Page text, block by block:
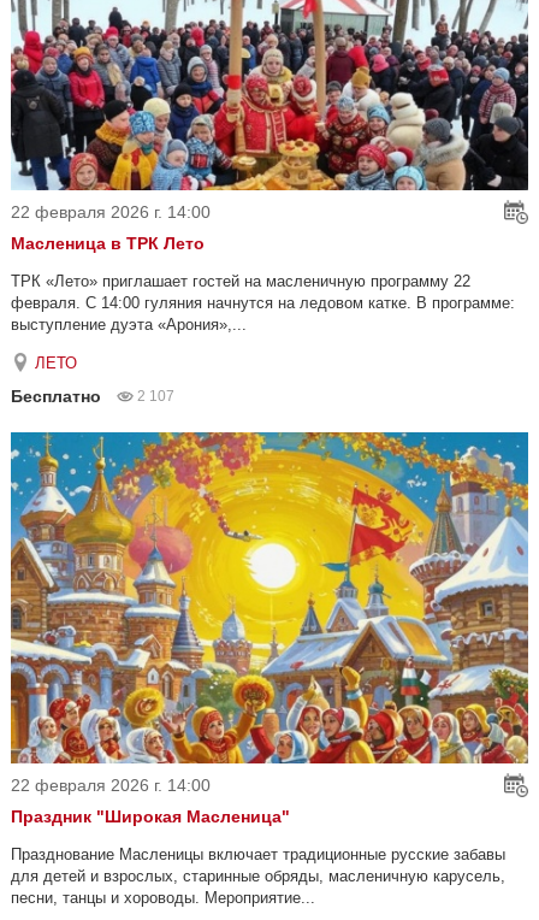
22 февраля 2026 г. 14:00
Масленица в ТРК Лето
ТРК «Лето» приглашает гостей на масленичную программу 22
февраля. С 14:00 гуляния начнутся на ледовом катке. В программе:
выступление дуэта «Арония»,...
ЛЕТО
Бесплатно 2 107
22 февраля 2026 г. 14:00
Праздник "Широкая Масленица"
Празднование Масленицы включает традиционные русские забавы
для детей и взрослых, старинные обряды, масленичную карусель,
песни, танцы и хороводы. Мероприятие...